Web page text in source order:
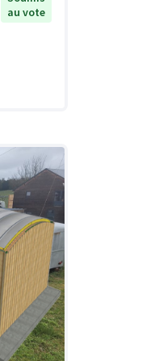
au vote